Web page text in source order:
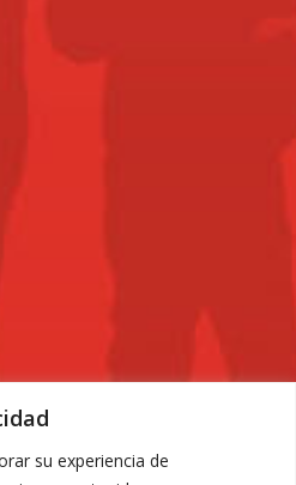
su experiencia de